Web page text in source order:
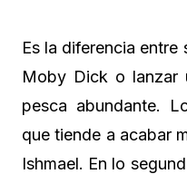
Es la diferencia entre
Moby Dick o lanzar
pesca abundante.
que tiende a acabar
Ishmael. En lo